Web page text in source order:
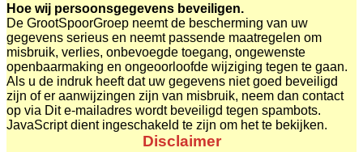
Hoe wij persoonsgegevens beveiligen.
De GrootSpoorGroep neemt de bescherming van uw
gegevens serieus en neemt passende maatregelen om
misbruik, verlies, onbevoegde toegang, ongewenste
openbaarmaking en ongeoorloofde wijziging tegen te gaan.
Als u de indruk heeft dat uw gegevens niet goed beveiligd
zijn of er aanwijzingen zijn van misbruik, neem dan contact
op via Dit e-mailadres wordt beveiligd tegen spambots.
JavaScript dient ingeschakeld te zijn om het te bekijken.
Disclaimer